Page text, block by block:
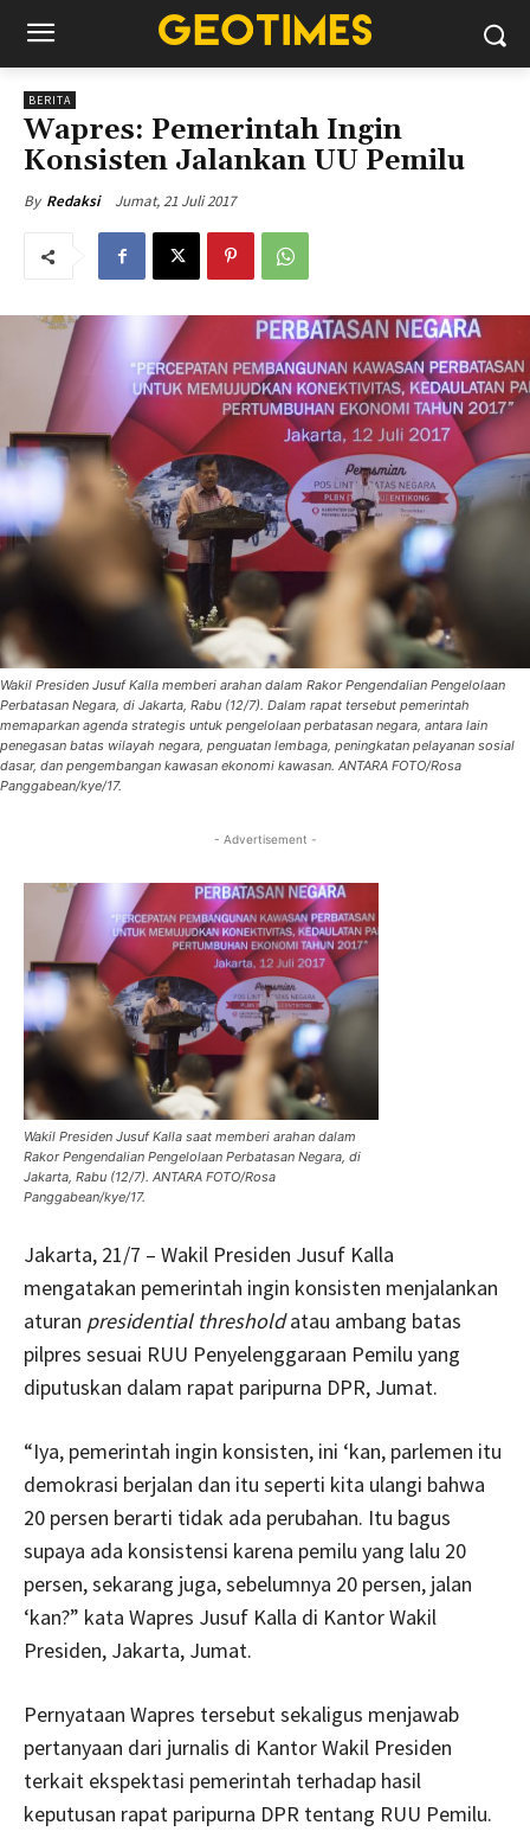
BERITA
Wapres: Pemerintah Ingin
Konsisten Jalankan UU Pemilu
By Redaksi Jumat, 21 Juli 2017
Wakil Presiden Jusuf Kalla memberi arahan dalam Rakor Pengendalian Pengelolaan
Perbatasan Negara, di Jakarta, Rabu (12/7). Dalam rapat tersebut pemerintah
memaparkan agenda strategis untuk pengelolaan perbatasan negara, antara lain
penegasan batas wilayah negara, penguatan lembaga, peningkatan pelayanan sosial
dasar, dan pengembangan kawasan ekonomi kawasan. ANTARA FOTO/Rosa
Panggabean/kye/17.
- Advertisement -
Wakil Presiden Jusuf Kalla saat memberi arahan dalam
Rakor Pengendalian Pengelolaan Perbatasan Negara, di
Jakarta, Rabu (12/7). ANTARA FOTO/Rosa
Panggabean/kye/17.
Jakarta, 21/7 – Wakil Presiden Jusuf Kalla
mengatakan pemerintah ingin konsisten menjalankan
aturan presidential thresholdatau ambang batas
pilpres sesuai RUU Penyelenggaraan Pemilu yang
diputuskan dalam rapat paripurna DPR, Jumat.
“Iya, pemerintah ingin konsisten, ini ‘kan, parlemen itu
demokrasi berjalan dan itu seperti kita ulangi bahwa
20 persen berarti tidak ada perubahan. Itu bagus
supaya ada konsistensi karena pemilu yang lalu 20
persen, sekarang juga, sebelumnya 20 persen, jalan
‘kan?” kata Wapres Jusuf Kalla di Kantor Wakil
Presiden, Jakarta, Jumat.
Pernyataan Wapres tersebut sekaligus menjawab
pertanyaan dari jurnalis di Kantor Wakil Presiden
terkait ekspektasi pemerintah terhadap hasil
keputusan rapat paripurna DPR tentang RUU Pemilu.